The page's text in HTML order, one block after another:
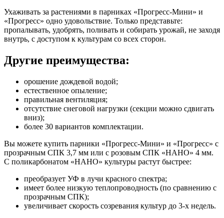
Ухаживать за растениями в парниках «Прогресс-Мини» и
«Прогресс» одно удовольствие. Только представьте:
пропалывать, удобрять, поливать и собирать урожай, не заходя
внутрь, с доступом к культурам со всех сторон.
Другие преимущества:
орошение дождевой водой;
естественное опыление;
правильная вентиляция;
отсутствие снеговой нагрузки (секции можно сдвигать
вниз);
более 30 вариантов комплектации.
Вы можете купить парники «Прогресс-Мини» и «Прогресс» с
прозрачным СПК 3,7 мм или с розовым СПК «НАНО» 4 мм.
С поликарбонатом «НАНО» культуры растут быстрее:
преобразует УФ в лучи красного спектра;
имеет более низкую теплопроводность (по сравнению с
прозрачным СПК);
увеличивает скорость созревания культур до 3-х недель.